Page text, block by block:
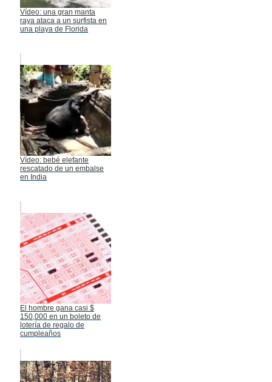
Vídeo: una gran manta
raya ataca a un surfista en
una playa de Florida
Vídeo: bebé elefante
rescatado de un embalse
en India
El hombre gana casi $
150,000 en un boleto de
lotería de regalo de
cumpleaños